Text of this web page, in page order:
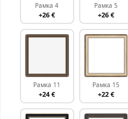
Рамка 4
+26 €
Рамка 5
+26 €
Рамка 11
+24 €
Рамка 15
+22 €